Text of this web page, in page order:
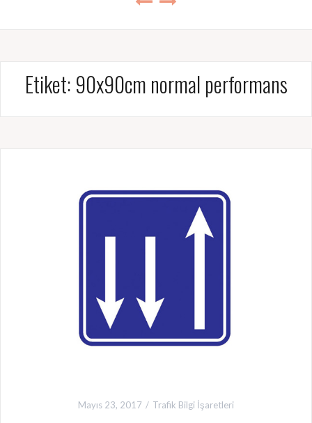
Etiket: 90x90cm normal performans
Mayıs 23, 2017 Trafik Bilgi İşaretleri